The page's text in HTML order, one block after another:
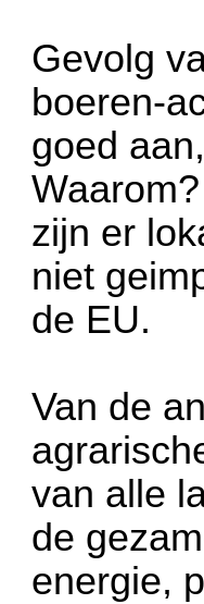
Gevolg
boeren-
goed
zijn er
niet
de EU.
Van de
van alle
de
energie,